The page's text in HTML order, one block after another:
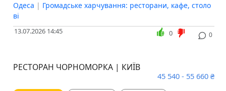
Одеса | Громадське харчування: ресторани, кафе, столо
ві
13.07.2026 14:45 0
0
РЕСТОРАН ЧОРНОМОРКА | КИЇВ
45 540 - 55 660 ₴